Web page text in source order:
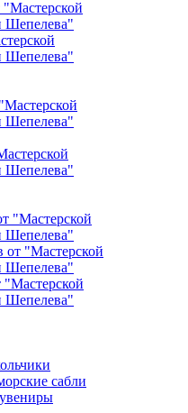
"Мастерской
Шепелева"
Шепелева"
Шепелева"
Шепелева"
"Мастерской
Шепелева"
от "Мастерской
Шепелева"
"Мастерской
Шепелева"
сабли